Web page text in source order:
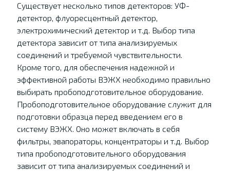
Существует несколько типов детекторов: УФ-
детектор, флуоресцентный детектор,
электрохимический детектор и т.д. Выбор типа
детектора зависит от типа анализируемых
соединений и требуемой чувствительности.
Кроме того, для обеспечения надежной и
эффективной работы ВЭЖХ необходимо правильно
выбирать пробоподготовительное оборудование.
Пробоподготовительное оборудование служит для
подготовки образца перед введением его в
систему ВЭЖХ. Оно может включать в себя
фильтры, эвапораторы, концентраторы и т.д. Выбор
типа пробоподготовительного оборудования
зависит от типа анализируемых соединений и